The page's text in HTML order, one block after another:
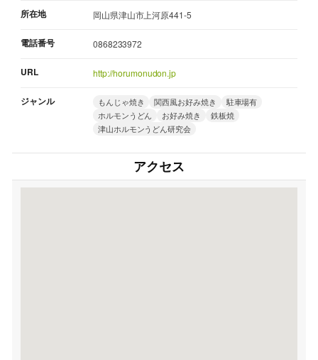
所在地 岡山県津山市上河原441-5
電話番号 0868233972
URL http://horumonudon.jp
ジャンル もんじゃ焼き 関西風お好み焼き
駐車場有
ホルモンうどん
お好み焼き
鉄板焼
津山ホルモンうどん研究会
アクセス